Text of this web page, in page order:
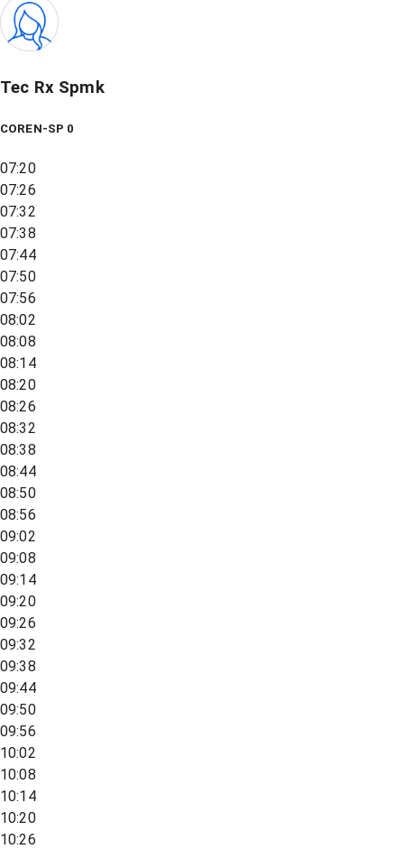
Tec Rx Spmk
COREN-SP 0
07:20
07:26
07:32
07:38
07:44
07:50
07:56
08:02
08:08
08:14
08:20
08:26
08:32
08:38
08:44
08:50
08:56
09:02
09:08
09:14
09:20
09:26
09:32
09:38
09:44
09:50
09:56
10:02
10:08
10:14
10:20
10:26